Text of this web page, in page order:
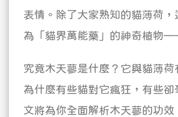
表情。除了大家熟知的貓薄荷，
為「貓界萬能藥」的神奇植物
究竟木天蓼是什麼？它與貓薄荷
為什麼有些貓對它瘋狂，有些卻
文將為你全面解析木天蓼的功效